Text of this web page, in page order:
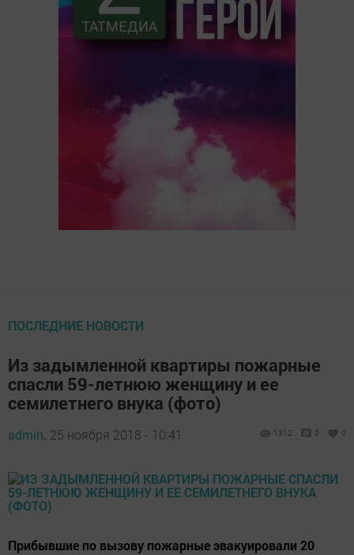
ПОСЛЕДНИЕ НОВОСТИ
Из задымленной квартиры пожарные
спасли 59-летнюю женщину и ее
семилетнего внука (фото)
admin, 25 ноября 2018 - 10:41 1312 0 0
Прибывшие по вызову пожарные эвакуировали 20